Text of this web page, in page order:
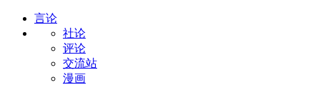
言论
社论
评论
交流站
漫画